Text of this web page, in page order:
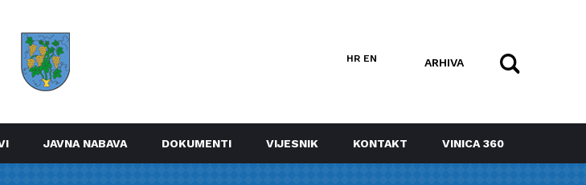
HR EN ARHIVA
JAVNA NABAVA DOKUMENTI VIJESNIK KONTAKT VINICA 360